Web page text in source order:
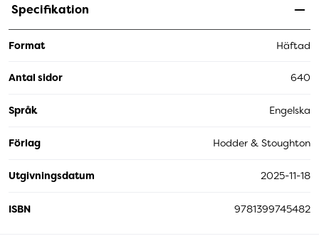
Specifikation
Format Häftad
Antal sidor 640
Språk Engelska
Förlag Hodder & Stoughton
Utgivningsdatum 2025-11-18
ISBN 9781399745482